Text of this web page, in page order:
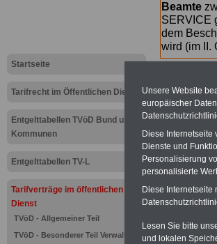
Startseite
Tarifrecht im Öffentlichen Dienst
Entgelttabellen TVöD Bund und
Kommunen
Entgelttabellen TV-L
Tarifverträge im öffentlichen
Dienst
TVöD - Allgemeiner Teil
TVöD - Besonderer Teil Verwaltung
Beamte
SERVICE
dem
wird (im II.
Unsere Website
europäischer
Diese Internetseite
Dienste und
Personalisierung
personalisierte
Diese Internetseite
Lesen Sie bitte
und lokalen